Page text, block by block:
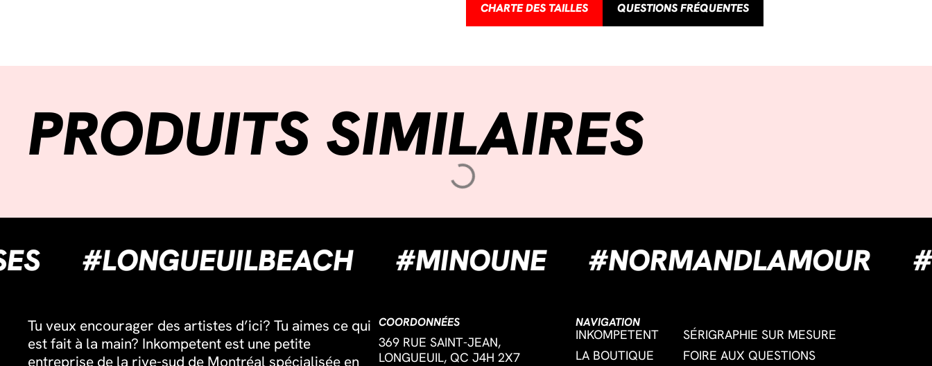
CHARTE DES TAILLES QUESTIONS FRÉQUENTES
PRODUITS SIMILAIRES
#LONGUEUILBEACH #MINOUNE
Tu veux encourager des artistes d’ici? Tu aimes ce qui
est fait à la main? Inkompetent est une petite
entreprise de la rive-sud de Montréal spécialisée en
COORDONNÉES
369 RUE SAINT-JEAN,
LONGUEUIL, QC J4H 2X7
NAVIGATION
INKOMPETENT
LA BOUTIQUE
SÉRIGRAPHIE SUR MESURE
FOIRE AUX QUESTIONS